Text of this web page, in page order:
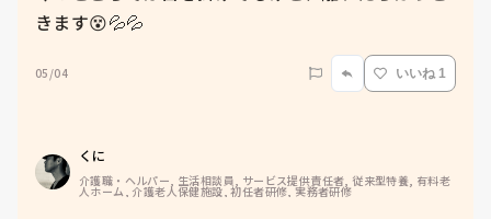
きます😵💦💦
05/04 いいね 1
くに
介護職・ヘルパー, 生活相談員, サービス提供責任者, 従来型特養, 有料老
人ホーム, 介護老人保健施設, 初任者研修, 実務者研修